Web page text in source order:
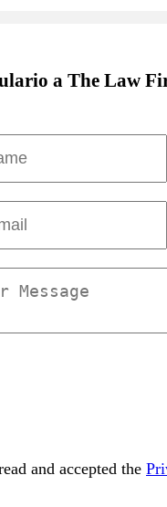
a The Law
and accepted the